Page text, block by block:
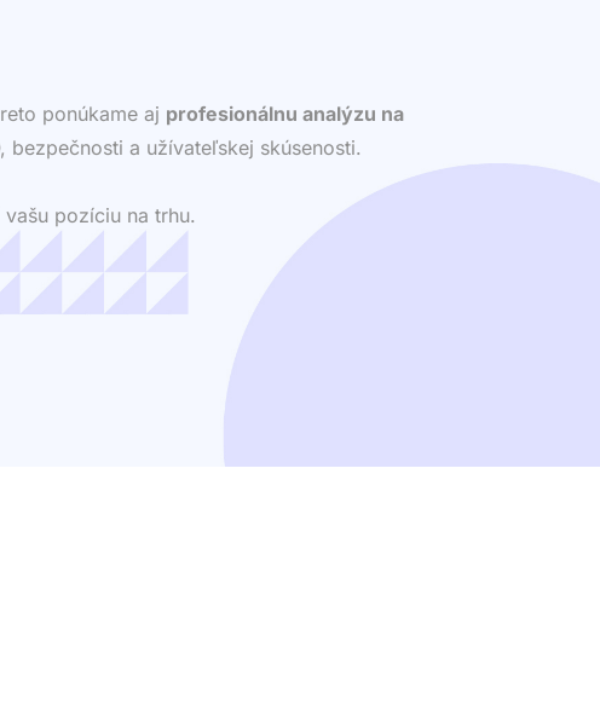
ponúkame aj profesionálnu analýzu na
a užívateľskej skúsenosti.
pozíciu na trhu.